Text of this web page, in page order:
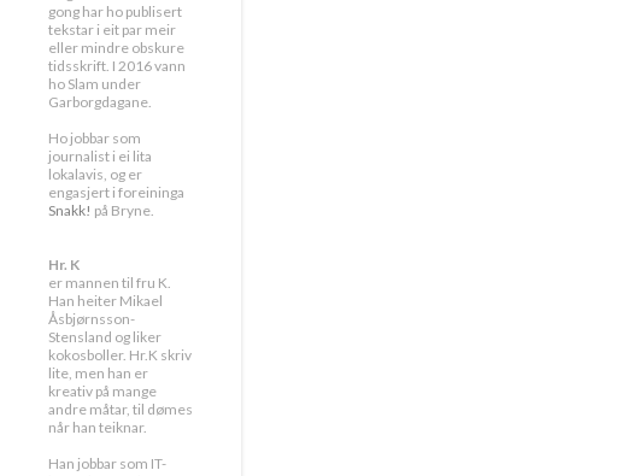
gong har ho publisert
tekstar i eit par meir
eller mindre obskure
tidsskrift. I 2016 vann
ho Slam under
Garborgdagane.
Ho jobbar som
journalist i ei lita
lokalavis, og er
engasjert i foreininga
Snakk! på Bryne.
Hr. K
er mannen til fru K.
Han heiter Mikael
Åsbjørnsson-
Stensland og liker
kokosboller. Hr.K skriv
lite, men han er
kreativ på mange
andre måtar, til dømes
når han teiknar.
Han jobbar som IT-